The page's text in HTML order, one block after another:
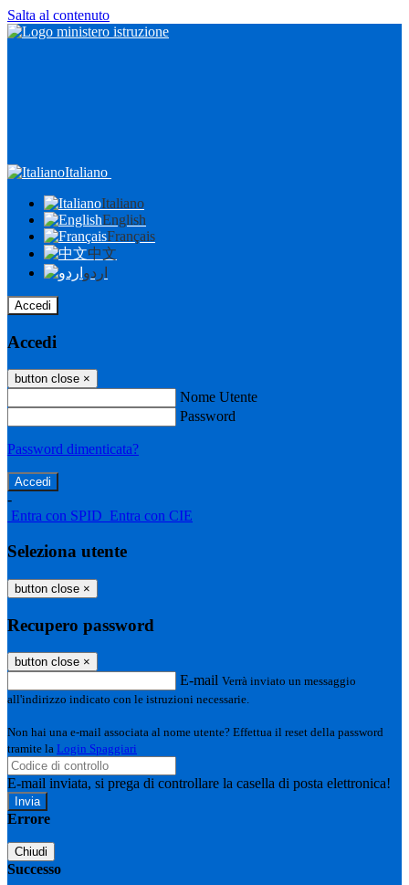
Salta al contenuto
Italiano
Italiano
English
Français
中文
اردو
Accedi
Accedi
button close ×
Nome Utente
Password
Password dimenticata?
-
Entra con SPID Entra con CIE
Seleziona utente
button close ×
Recupero password
button close ×
E-mail Verrà inviato un messaggio
all'indirizzo indicato con le istruzioni necessarie.
Non hai una e-mail associata al nome utente? Effettua il reset della password
tramite la Login Spaggiari
E-mail inviata, si prega di controllare la casella di posta elettronica!
Errore
Chiudi
Successo